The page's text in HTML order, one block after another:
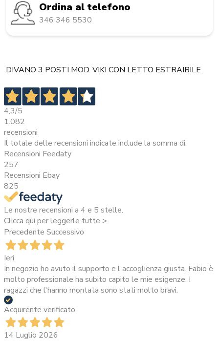
Ordina al telefono
346 346 5530
DIVANO 3 POSTI MOD. VIKI CON LETTO ESTRAIBILE
4,3/5
1.082
recensioni
Il totale delle recensioni indicate include la somma di:
Recensioni Feedaty
257
Recensioni Ebay
825
Le nostre recensioni a 4 e 5 stelle.
Clicca qui per leggerle tutte >
Precedente Successivo
Ieri
In negozio ho avuto il supporto e l accoglienza giusta. Fabio è
molto professionale ha subito capito le mie esigenze. I
ragazzi che l'hanno montata sono stati molto bravi.
Acquirente verificato
14 Luglio 2026